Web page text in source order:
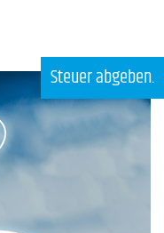
Steuer abgeben.